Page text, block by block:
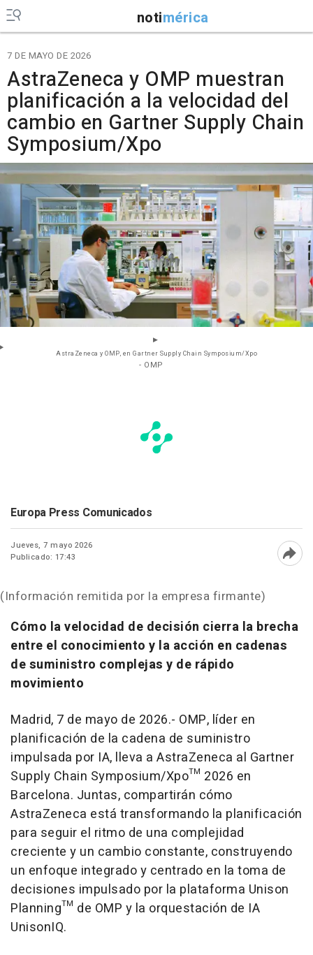
notimérica
7 DE MAYO DE 2026
AstraZeneca y OMP muestran
planificación a la velocidad del
cambio en Gartner Supply Chain
Symposium/Xpo
AstraZeneca y OMP, en Gartner Supply Chain Symposium/Xpo
- OMP
Europa Press Comunicados
Jueves, 7 mayo 2026
Publicado: 17:43
(Información remitida por la empresa firmante)
Cómo la velocidad de decisión cierra la brecha
entre el conocimiento y la acción en cadenas
de suministro complejas y de rápido
movimiento
Madrid, 7 de mayo de 2026.- OMP, líder en
planificación de la cadena de suministro
impulsada por IA, lleva a AstraZeneca al Gartner
Supply Chain Symposium/Xpo™ 2026 en
Barcelona. Juntas, compartirán cómo
AstraZeneca está transformando la planificación
para seguir el ritmo de una complejidad
creciente y un cambio constante, construyendo
un enfoque integrado y centrado en la toma de
decisiones impulsado por la plataforma Unison
Planning™ de OMP y la orquestación de IA
UnisonIQ.